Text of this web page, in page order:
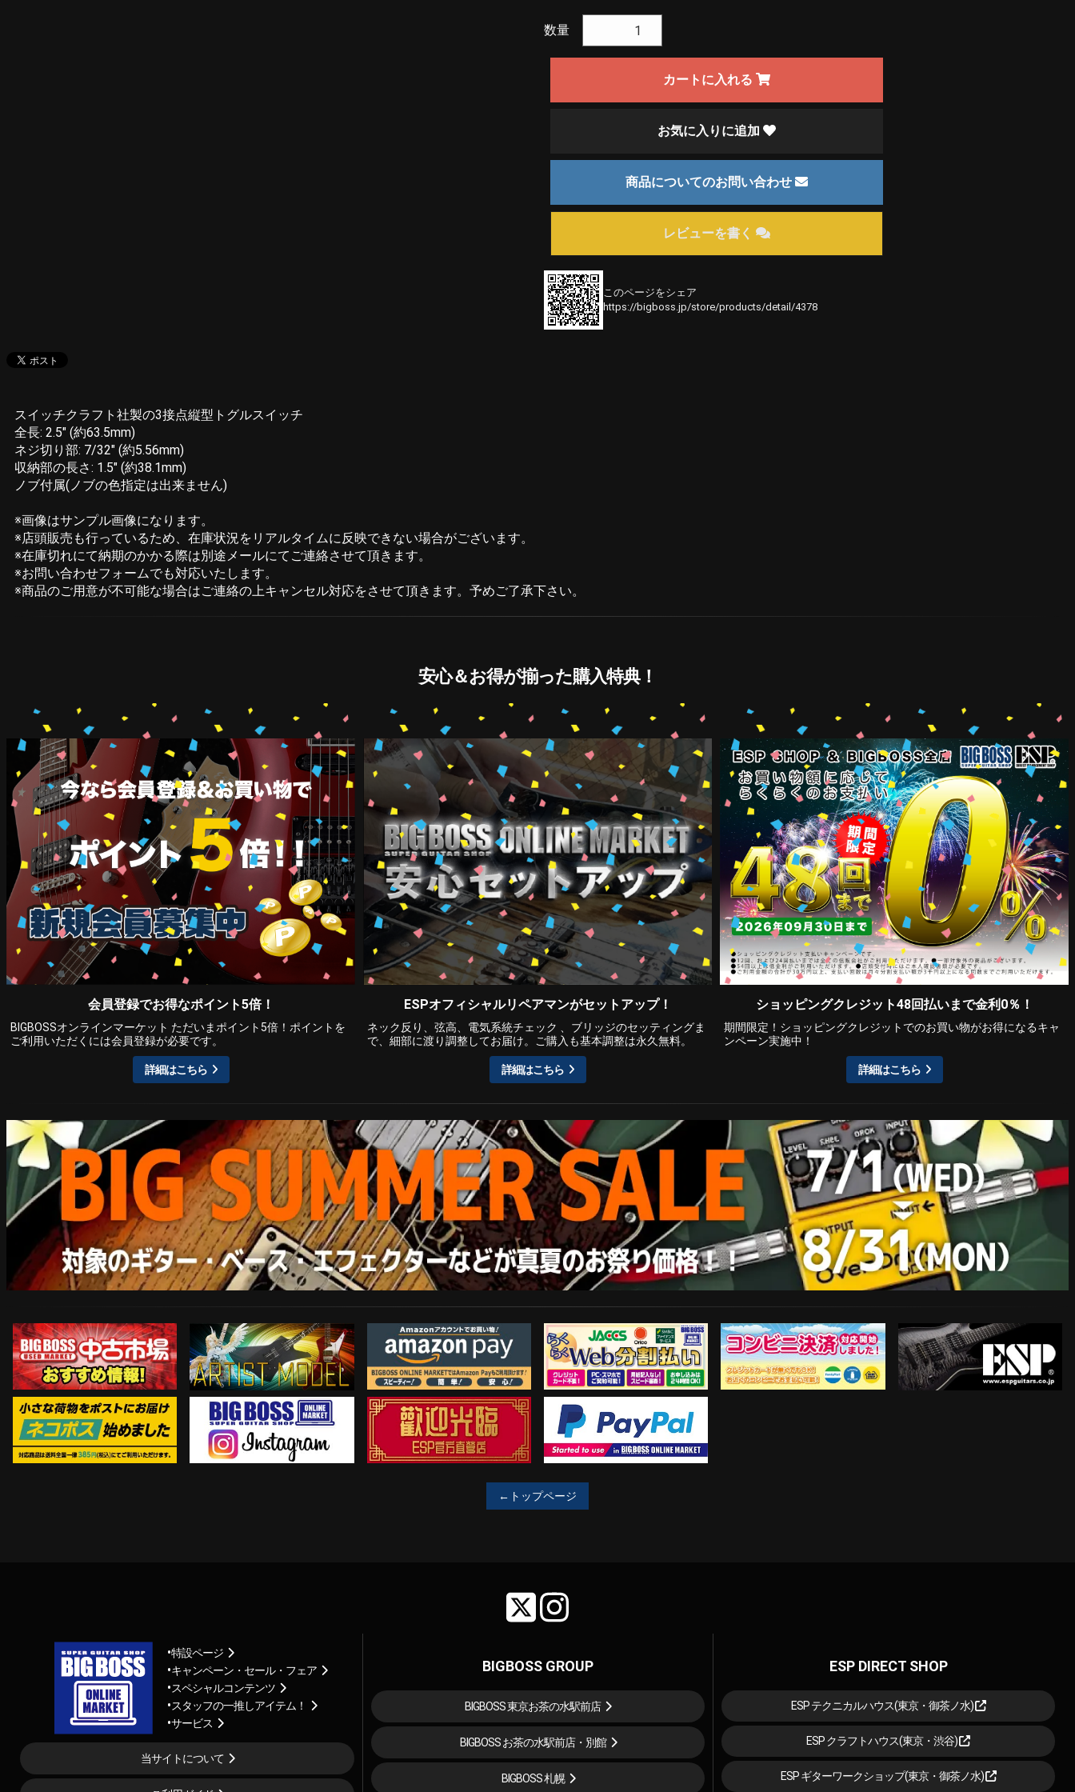
数量
カートに入れる
お気に入りに追加
商品についてのお問い合わせ
レビューを書く
このページをシェア
https://bigboss.jp/store/products/detail/4378
スイッチクラフト社製の3接点縦型トグルスイッチ
全長: 2.5" (約63.5mm)
ネジ切り部: 7/32" (約5.56mm)
収納部の長さ: 1.5" (約38.1mm)
ノブ付属(ノブの色指定は出来ません)
※画像はサンプル画像になります。
※店頭販売も行っているため、在庫状況をリアルタイムに反映できない場合がございます。
※在庫切れにて納期のかかる際は別途メールにてご連絡させて頂きます。
※お問い合わせフォームでも対応いたします。
※商品のご用意が不可能な場合はご連絡の上キャンセル対応をさせて頂きます。予めご了承下さい。
安心＆お得が揃った購入特典！
会員登録でお得なポイント5倍！
BIGBOSSオンラインマーケット ただいまポイント5倍！ポイントを
ご利用いただくには会員登録が必要です。
詳細はこちら
ESPオフィシャルリペアマンがセットアップ！
ネック反り、弦高、電気系統チェック 、ブリッジのセッティングま
で、細部に渡り調整してお届け。ご購入も基本調整は永久無料。
詳細はこちら
ショッピングクレジット48回払いまで金利0％！
期間限定！ショッピングクレジットでのお買い物がお得になるキャ
ンペーン実施中！
詳細はこちら
中古市場おすすめ情報!! ARTIST MODEL Amazon Pay らくらくWeb分割払い コンビニ決済対応開始！ ESP Guitars
ネコポス対象商品はコチラ Instagram 歓迎工臨 PayPal決済がご利用可能！
←トップページ
特設ページ
キャンペーン・セール・フェア
スペシャルコンテンツ
スタッフの一推しアイテム！
サービス
当サイトについて
BIGBOSS GROUP
BIGBOSS 東京お茶の水駅前店
BIGBOSS お茶の水駅前店・別館
BIGBOSS 札幌
ESP DIRECT SHOP
ESP テクニカルハウス(東京・御茶ノ水)
ESP クラフトハウス(東京・渋谷)
ESP ギターワークショップ(東京・御茶ノ水)